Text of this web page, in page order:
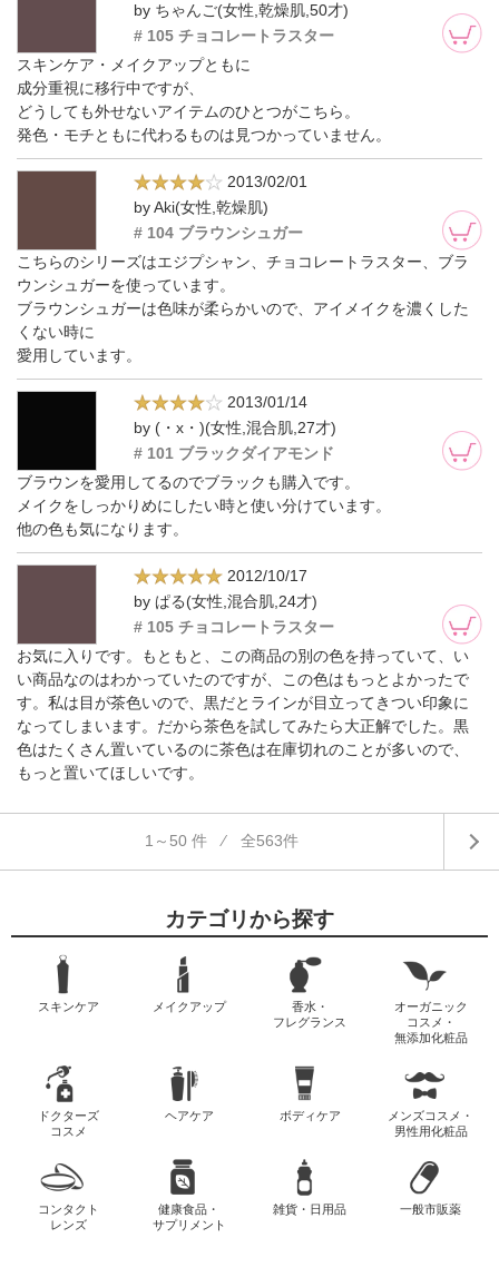
by ちゃんご(女性,乾燥肌,50才)
# 105 チョコレートラスター
スキンケア・メイクアップともに
成分重視に移行中ですが、
どうしても外せないアイテムのひとつがこちら。
発色・モチともに代わるものは見つかっていません。
2013/02/01
by Aki(女性,乾燥肌)
# 104 ブラウンシュガー
こちらのシリーズはエジプシャン、チョコレートラスター、ブラ
ウンシュガーを使っています。
ブラウンシュガーは色味が柔らかいので、アイメイクを濃くした
くない時に
愛用しています。
2013/01/14
by (・x・)(女性,混合肌,27才)
# 101 ブラックダイアモンド
ブラウンを愛用してるのでブラックも購入です。
メイクをしっかりめにしたい時と使い分けています。
他の色も気になります。
2012/10/17
by ぱる(女性,混合肌,24才)
# 105 チョコレートラスター
お気に入りです。もともと、この商品の別の色を持っていて、い
い商品なのはわかっていたのですが、この色はもっとよかったで
す。私は目が茶色いので、黒だとラインが目立ってきつい印象に
なってしまいます。だから茶色を試してみたら大正解でした。黒
色はたくさん置いているのに茶色は在庫切れのことが多いので、
もっと置いてほしいです。
1～50 件 ⁄ 全563件
カテゴリから探す
スキンケア メイクアップ
香水・
フレグランス
オーガニック
コスメ・
無添加化粧品
ドクターズ
コスメ
ヘアケア ボディケア
メンズコスメ・
男性用化粧品
コンタクト
レンズ
健康食品・
サプリメント
雑貨・日用品 一般市販薬